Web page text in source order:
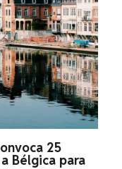
25
Bélgica para